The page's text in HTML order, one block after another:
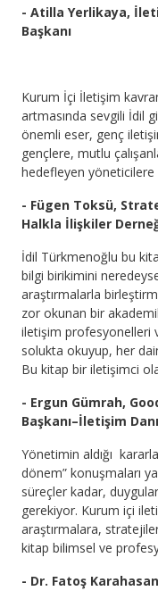
- Atilla Yerlikaya,
Başkanı
Kurum İçi İletişim
artmasında sevgili İdil
önemli eser, genç
gençlere, mutlu
hedefleyen yöneticilere
- Fügen Toksü,
Halkla İlişkiler
İdil Türkmenoğlu bu
bilgi birikimini
araştırmalarla
zor okunan bir
iletişim profesyonelleri
solukta okuyup, her
Bu kitap bir iletişimci
- Ergun Gümrah,
Başkanı–İletişim
Yönetimin aldığı
dönem” konuşmaları
süreçler kadar,
gerekiyor. Kurum içi
araştırmalara,
kitap bilimsel ve
- Dr. Fatoş